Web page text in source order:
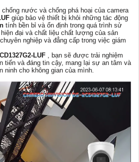
nước và chống phá hoại của camera
giúp bảo vệ thiết bị khỏi những tác động
tính bền bỉ và ổn định trong quá trình sử
đại và chất liệu chất lượng của sản
nghiệp và đẳng cấp trong việc giám
LUF
, bạn sẽ được trải nghiệm
tiến và đáng tin cậy, mang lại sự an tâm và
ninh cho không gian của mình.